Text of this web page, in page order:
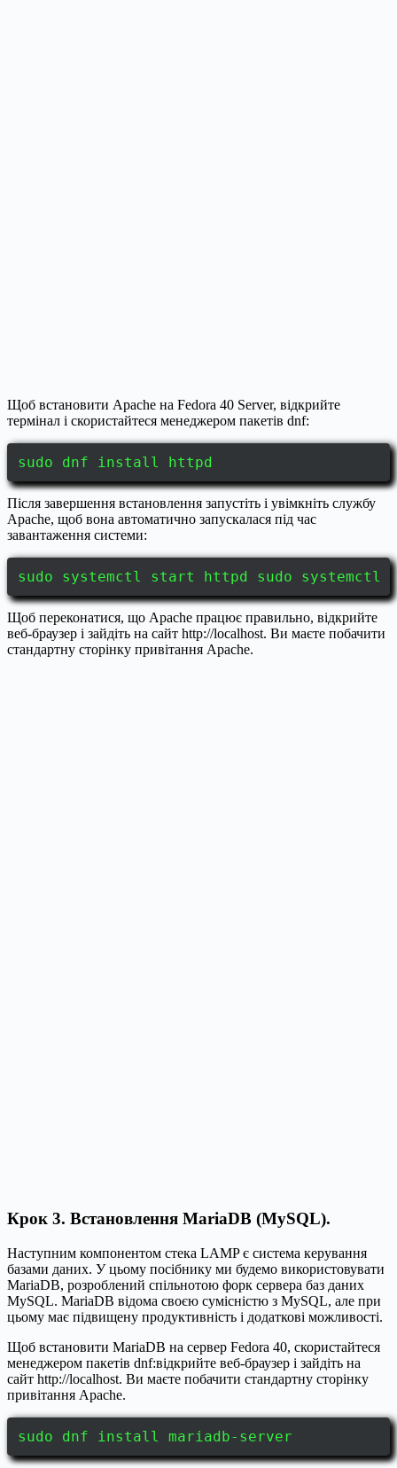
Щоб встановити Apache на Fedora 40 Server, відкрийте
термінал і скористайтеся менеджером пакетів dnf:
sudo dnf install httpd
Після завершення встановлення запустіть і увімкніть службу
Apache, щоб вона автоматично запускалася під час
завантаження системи:
sudo systemctl start httpd sudo systemctl
Щоб переконатися, що Apache працює правильно, відкрийте
веб-браузер і зайдіть на сайт http://localhost. Ви маєте побачити
стандартну сторінку привітання Apache.
Крок 3. Встановлення MariaDB (MySQL).
Наступним компонентом стека LAMP є система керування
базами даних. У цьому посібнику ми будемо використовувати
MariaDB, розроблений спільнотою форк сервера баз даних
MySQL. MariaDB відома своєю сумісністю з MySQL, але при
цьому має підвищену продуктивність і додаткові можливості.
Щоб встановити MariaDB на сервер Fedora 40, скористайтеся
менеджером пакетів dnf:відкрийте веб-браузер і зайдіть на
сайт http://localhost. Ви маєте побачити стандартну сторінку
привітання Apache.
sudo dnf install mariadb-server